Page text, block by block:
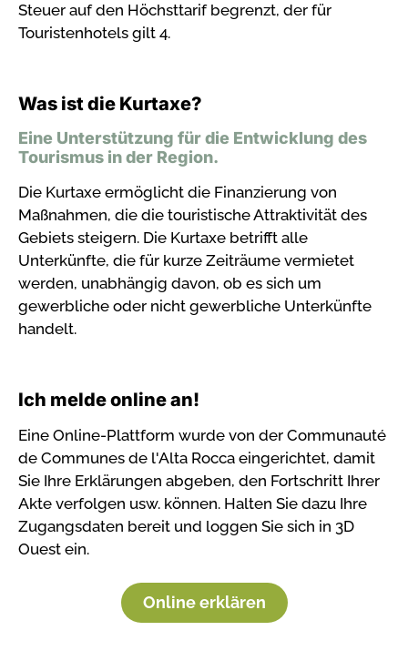
Steuer auf den Höchsttarif begrenzt, der für
Touristenhotels gilt 4.
Was ist die Kurtaxe?
Eine Unterstützung für die Entwicklung des
Tourismus in der Region.
Die Kurtaxe ermöglicht die Finanzierung von
Maßnahmen, die die touristische Attraktivität des
Gebiets steigern. Die Kurtaxe betrifft alle
Unterkünfte, die für kurze Zeiträume vermietet
werden, unabhängig davon, ob es sich um
gewerbliche oder nicht gewerbliche Unterkünfte
handelt.
Ich melde online an!
Eine Online-Plattform wurde von der Communauté
de Communes de l'Alta Rocca eingerichtet, damit
Sie Ihre Erklärungen abgeben, den Fortschritt Ihrer
Akte verfolgen usw. können. Halten Sie dazu Ihre
Zugangsdaten bereit und loggen Sie sich in 3D
Ouest ein.
Online erklären